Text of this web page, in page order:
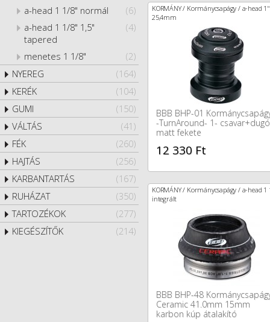
(6)
a-head 1 1/8" normál
(4)
a-head 1 1/8" 1,5"
tapered
(2)
menetes 1 1/8"
(164)
NYEREG
(104)
KERÉK
(150)
GUMI
(41)
VÁLTÁS
(260)
FÉK
(256)
HAJTÁS
(167)
KARBANTARTÁS
(350)
RUHÁZAT
(277)
TARTOZÉKOK
(214)
KIEGÉSZÍTŐK
KORMÁNY / Kormánycsapágy / a-head 1"
25,4mm
BBB BHP-01
-TurnAround- 1- csavar+dugó
matt fekete
12 330 Ft
KORMÁNY / Kormánycsapágy / a-head 1
integrált
BBB BHP-48
Ceramic 41.0mm 15mm
karbon kúp átalakító